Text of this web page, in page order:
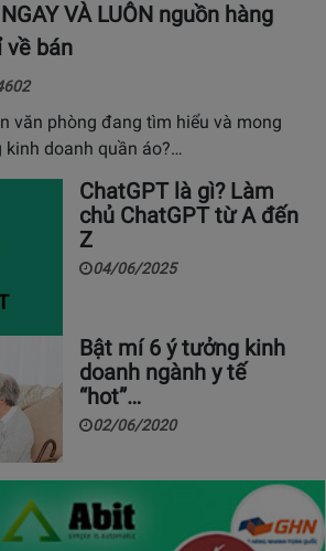
VÀ LUÔN nguồn hàng
về bán
văn phòng đang tìm hiểu và mong
doanh quần áo?…
ChatGPT là gì? Làm
chủ ChatGPT từ A đến
Z
04/06/2025
Bật mí 6 ý tưởng kinh
doanh ngành y tế
“hot”…
02/06/2020